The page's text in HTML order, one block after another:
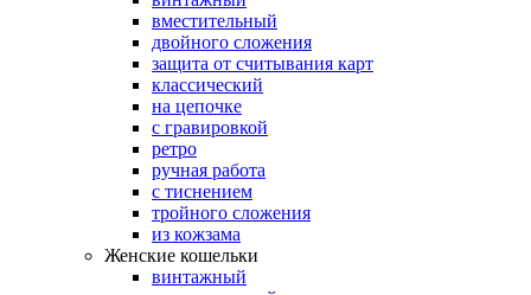
вместительный
двойного сложения
защита от считывания карт
классический
на цепочке
с гравировкой
ретро
ручная работа
с тиснением
тройного сложения
из кожзама
Женские кошельки
винтажный